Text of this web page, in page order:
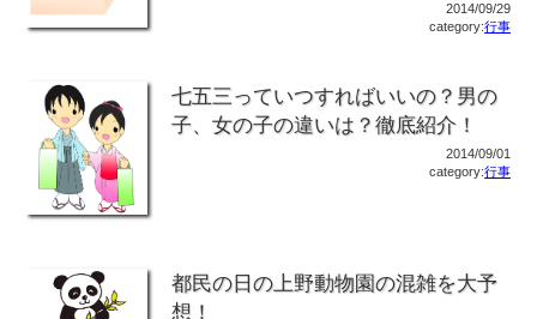
2014/09/29
category:行事
七五三っていつすればいいの？男の
子、女の子の違いは？徹底紹介！
2014/09/01
category:行事
都民の日の上野動物園の混雑を大予
想！